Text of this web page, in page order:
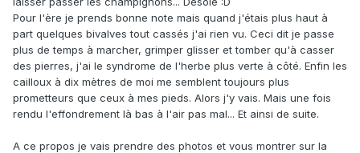
Pour l'ère je prends bonne note mais quand j'étais plus haut à
part quelques bivalves tout cassés j'ai rien vu. Ceci dit je passe
plus de temps à marcher, grimper glisser et tomber qu'à casser
des pierres, j'ai le syndrome de l'herbe plus verte à côté. Enfin les
cailloux à dix mètres de moi me semblent toujours plus
prometteurs que ceux à mes pieds. Alors j'y vais. Mais une fois
rendu l'effondrement là bas à l'air pas mal... Et ainsi de suite.
A ce propos je vais prendre des photos et vous montrer sur la